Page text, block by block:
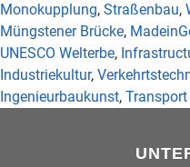
Monokupplung, Straßenbau,
Müngstener Brücke,
UNESCO Welterbe,
Industriekultur,
Ingenieurbaukunst, Transport